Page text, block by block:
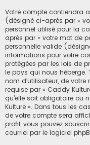
Votre compte contiendra
(désigné ci-après par «
personnel utilisé pour la
après par « votre mot de
personnelle valide
informations pour votre
protégées par les lois de
le pays qui nous
nom d’utilisateur, de
requise par « Caddy
qu’elle soit obligatoire ou
Kulture ». Dans tous les
de votre compte sera
profil, vous pouvez
courriel par le logiciel